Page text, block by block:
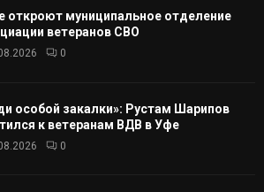
откроют муниципальное отделение
ветеранов СВО
0
особой закалки»: Рустам Шарипов
к ветеранам ВДВ в Уфе
0